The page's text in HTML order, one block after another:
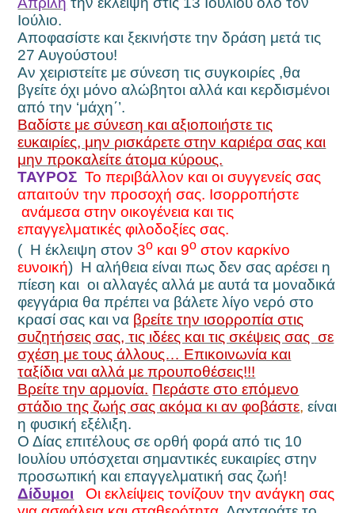
Ιούλιο.
Αποφασίστε και ξεκινήστε την δράση μετά τις
27 Αυγούστου!
Αν χειριστείτε με σύνεση τις συγκοιρίες ,θα
βγείτε όχι μόνο αλώβητοι αλλά και κερδισμένοι
από την ‘μάχη΄’.
Βαδίστε με σύνεση και αξιοποιήστε τις
ευκαιρίες, μην ρισκάρετε στην καριέρα σας και
μην προκαλείτε άτομα κύρους.
ΤΑΥΡΟΣ Το περιβάλλον και οι συγγενείς σας
απαιτούν την προσοχή σας. Ισορροπήστε
ανάμεσα στην οικογένεια και τις
επαγγελματικές φιλοδοξίες σας.
( Η έκλειψη στον3ο και 9ο στον καρκίνο
ευνοική) Η αλήθεια είναι πως δεν σας αρέσει η
πίεση και οι αλλαγές αλλά με αυτά τα μοναδικά
φεγγάρια θα πρέπει να βάλετε λίγο νερό στο
κρασί σας και να βρείτε την ισορροπία στις
συζητήσεις σας, τις ιδέες και τις σκέψεις σας σε
σχέση με τους άλλους… Επικοινωνία και
ταξίδια ναι αλλά με προυποθέσεις!!!
Βρείτε την αρμονία. Περάστε στο επόμενο
στάδιο της ζωής σας ακόμα κι αν φοβάστε,είναι
η φυσική εξέλιξη.
Ο Δίας επιτέλους σε ορθή φορά από τις 10
Ιουλίου υπόσχεται σημαντικές ευκαιρίες στην
προσωπική και επαγγελματική σας ζωή!
Δίδυμοι
Οι εκλείψεις τονίζουν την ανάγκη σας